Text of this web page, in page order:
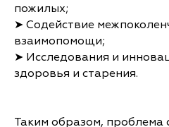
пожилых;
➤ Содействие
взаимопомощи;
➤ Исследования и
здоровья и старения.
Таким образом, проблема